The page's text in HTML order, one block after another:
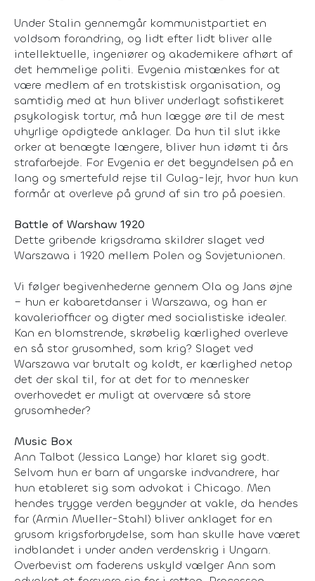
Under Stalin gennemgår kommunistpartiet en
voldsom forandring, og lidt efter lidt bliver alle
intellektuelle, ingeniører og akademikere afhørt af
det hemmelige politi. Evgenia mistænkes for at
være medlem af en trotskistisk organisation, og
samtidig med at hun bliver underlagt sofistikeret
psykologisk tortur, må hun lægge øre til de mest
uhyrlige opdigtede anklager. Da hun til slut ikke
orker at benægte længere, bliver hun idømt ti års
strafarbejde. For Evgenia er det begyndelsen på en
lang og smertefuld rejse til Gulag-lejr, hvor hun kun
formår at overleve på grund af sin tro på poesien.
Battle of Warshaw 1920
Dette gribende krigsdrama skildrer slaget ved
Warszawa i 1920 mellem Polen og Sovjetunionen.
Vi følger begivenhederne gennem Ola og Jans øjne
– hun er kabaretdanser i Warszawa, og han er
kavaleriofficer og digter med socialistiske idealer.
Kan en blomstrende, skrøbelig kærlighed overleve
en så stor grusomhed, som krig? Slaget ved
Warszawa var brutalt og koldt, er kærlighed netop
det der skal til, for at det for to mennesker
overhovedet er muligt at overvære så store
grusomheder?
Music Box
Ann Talbot (Jessica Lange) har klaret sig godt.
Selvom hun er barn af ungarske indvandrere, har
hun etableret sig som advokat i Chicago. Men
hendes trygge verden begynder at vakle, da hendes
far (Armin Mueller-Stahl) bliver anklaget for en
grusom krigsforbrydelse, som han skulle have været
indblandet i under anden verdenskrig i Ungarn.
Overbevist om faderens uskyld vælger Ann som